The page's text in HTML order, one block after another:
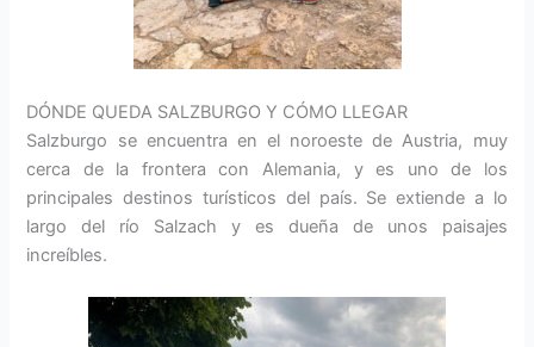
DÓNDE QUEDA SALZBURGO Y CÓMO LLEGAR
Salzburgo se encuentra en el noroeste de Austria, muy
cerca de la frontera con Alemania, y es uno de los
principales destinos turísticos del país. Se extiende a lo
largo del río Salzach y es dueña de unos paisajes
increíbles.